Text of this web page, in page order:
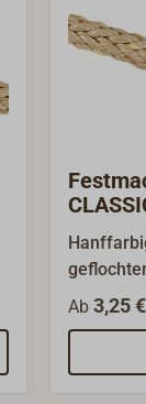
Tauwerk
Ab 3,25